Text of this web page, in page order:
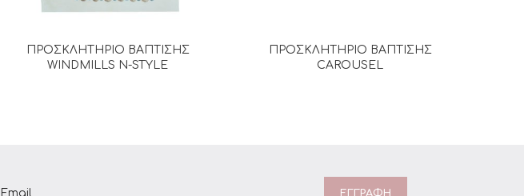
ΔΙΑΒΆΣΤΕ ΠΕΡΙΣΣΌΤΕΡΑ
ΠΡΟΣΚΛΗΤΗΡΙΟ ΒΑΠΤΙΣΗΣ
WINDMILLS N-STYLE
ΔΙΑΒΆΣΤΕ ΠΕΡΙΣΣΌΤΕΡΑ
ΠΡΟΣΚΛΗΤΗΡΙΟ ΒΑΠΤΙΣΗΣ
CAROUSEL